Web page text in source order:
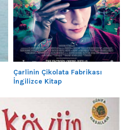
Çarlinin Çikolata Fabrikası
İngilizce Kitap